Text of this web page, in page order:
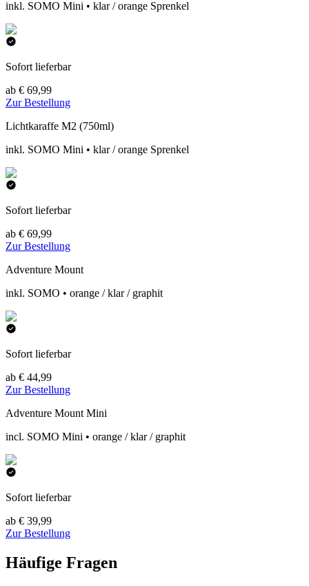
inkl. SOMO Mini • klar / orange Sprenkel
Sofort lieferbar
ab € 69,99
Zur Bestellung
Lichtkaraffe M2 (750ml)
inkl. SOMO Mini • klar / orange Sprenkel
Sofort lieferbar
ab € 69,99
Zur Bestellung
Adventure Mount
inkl. SOMO • orange / klar / graphit
Sofort lieferbar
ab € 44,99
Zur Bestellung
Adventure Mount Mini
incl. SOMO Mini • orange / klar / graphit
Sofort lieferbar
ab € 39,99
Zur Bestellung
Häufige Fragen